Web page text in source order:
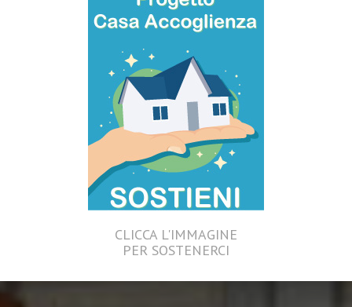
CLICCA L'IMMAGINE
PER SOSTENERCI